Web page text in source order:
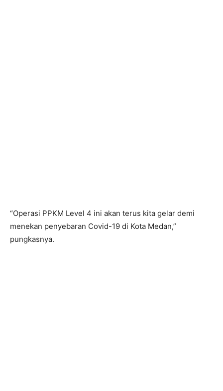
“Operasi PPKM Level 4 ini akan terus kita gelar demi
menekan penyebaran Covid-19 di Kota Medan,”
pungkasnya.